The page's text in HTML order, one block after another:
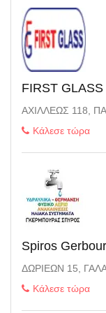
FIRST GLASS
ΑΧΙΛΛΈΩΣ 118,
Κάλεσε τώρα
Spiros
ΔΩΡΙΈΩΝ 15,
Κάλεσε τώρα